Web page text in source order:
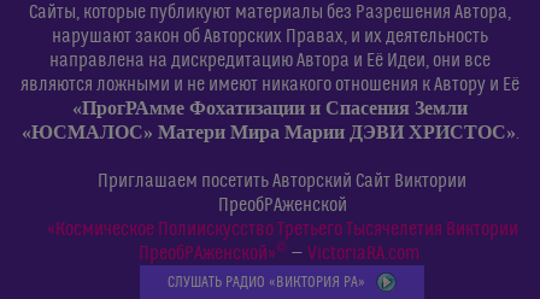
Сайты, которые публикуют материалы без Разрешения Автора,
нарушают закон об Авторских Правах, и их деятельность
направлена на дискредитацию Автора и Её Идеи, они все
являются ложными и не имеют никакого отношения к Автору и Её
«ПрогРАмме Фохатизации и Спасения Земли
«ЮСМАЛОС» Матери Мира Марии ДЭВИ ХРИСТОС».
Приглашаем посетить Авторский Сайт Виктории
ПреобРАженской
«Космическое Полиискусство Третьего Тысячелетия Виктории
ПреобРАженской»©— VictoriaRA.com
СЛУШАТЬ РАДИО «ВИКТОРИЯ РА»